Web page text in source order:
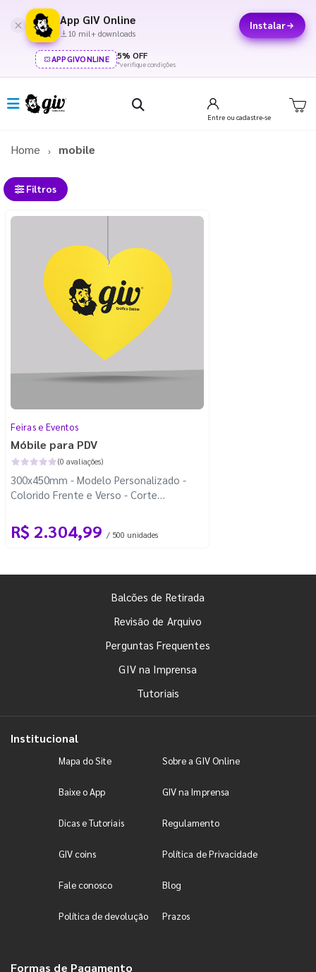
App GIV Online
10 mil+ downloads
Instalar
APPGIVONLINE 5% OFF
*verifique condições
Entre ou cadastre-se
Home mobile
Filtros
Feiras e Eventos
Móbile para PDV
(0 avaliações)
300x450mm - Modelo Personalizado -
Colorido Frente e Verso - Corte
com 100m
R$ 2.304,99 / 500 unidades
Balcões de Retirada
Revisão de Arquivo
Perguntas Frequentes
GIV na Imprensa
Tutoriais
Institucional
Mapa do Site Sobre a GIV Online
Baixe o App GIV na Imprensa
Dicas e Tutoriais Regulamento
GIV coins Política de Privacidade
Fale conosco Blog
Política de devolução Prazos
Formas de Pagamento